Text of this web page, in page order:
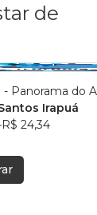
de
- Panorama do
Irapuá
R$ 24,34